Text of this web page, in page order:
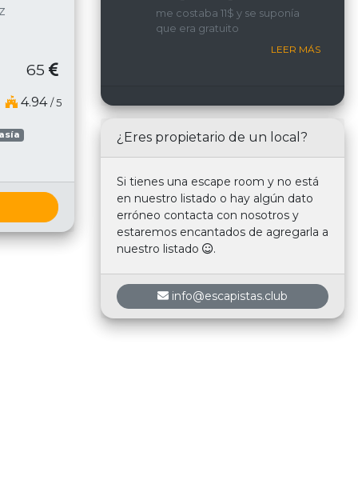
65
4.94 / 5
interacción constante con
nosotros.
me costaba 11$ y se suponía
que era gratuito
LEER MÁS
¿Eres propietario de un local?
Si tienes una escape room y no está
en nuestro listado o hay algún dato
erróneo contacta con nosotros y
estaremos encantados de agregarla a
nuestro listado
.
info@escapistas.club